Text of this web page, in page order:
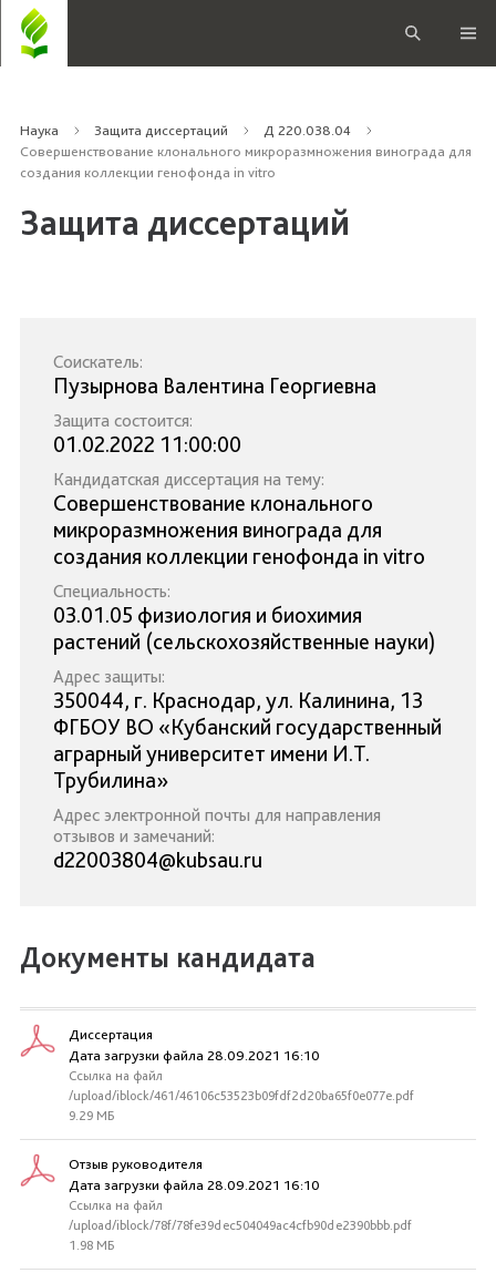
Наука Защита диссертаций
Д 220.038.04
Совершенствование клонального микроразмножения винограда для
создания коллекции генофонда in vitro
Защита диссертаций
Соискатель:
Пузырнова Валентина Георгиевна
Защита состоится:
01.02.2022 11:00:00
Кандидатская диссертация на тему:
Совершенствование клонального
микроразмножения винограда для
создания коллекции генофонда in vitro
Специальность:
03.01.05 физиология и биохимия
растений (сельскохозяйственные науки)
Адрес защиты:
350044, г. Краснодар, ул. Калинина, 13
ФГБОУ ВО «Кубанский государственный
аграрный университет имени И.Т.
Трубилина»
Адрес электронной почты для направления
отзывов и замечаний:
d22003804@kubsau.ru
Документы кандидата
Диссертация
Дата загрузки файла 28.09.2021 16:10
Ссылка на файл
/upload/iblock/461/46106c53523b09fdf2d20ba65f0e077e.pdf
9.29 МБ
Отзыв руководителя
Дата загрузки файла 28.09.2021 16:10
Ссылка на файл
/upload/iblock/78f/78fe39dec504049ac4cfb90de2390bbb.pdf
1.98 МБ